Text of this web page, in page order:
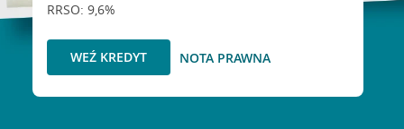
RRSO: 9,6%
WEŹ KREDYT NOTA PRAWNA